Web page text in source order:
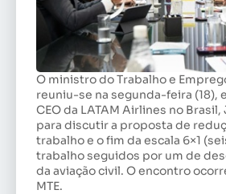
O ministro do Trabalho e
reuniu-se na segunda-feira (18),
CEO da LATAM Airlines no
para discutir a proposta de
trabalho e o fim da escala 6×1
trabalho seguidos por um de
da aviação civil. O encontro
MTE.